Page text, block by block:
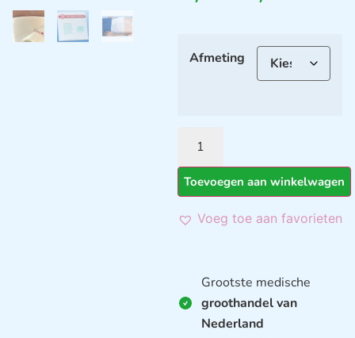
Afmeting
Toevoegen aan winkelwagen
Voeg toe aan favorieten
Grootste medische
groothandel van
Nederland